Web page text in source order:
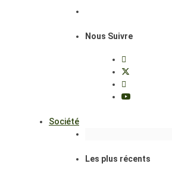
Nous Suivre
Société
Les plus récents